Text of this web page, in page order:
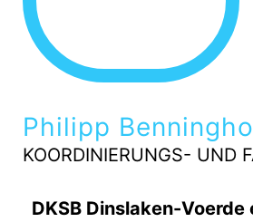
Philipp
KOORDINIERUNGS- UND
DKSB Dinslaken-Voerde